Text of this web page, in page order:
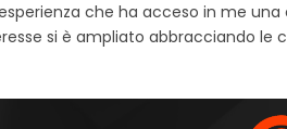
che ha acceso in me
si è ampliato abbracciando le